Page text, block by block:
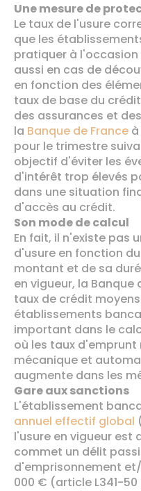
Une mesure de
Le taux de l'usure
que les
pratiquer à
aussi en cas de
en fonction des
taux de base du
des assurances et
la Banque de France
pour le trimestre
objectif d'éviter les
d'intérêt trop élevés
dans une situation
d'accès au crédit.
Son mode de calcul
En fait, il n'existe pas
d'usure en fonction
montant et de sa
en vigueur, la Banque
taux de crédit
établissements
important dans le
où les taux
mécanique et
augmente dans les
Gare aux sanctions
L'établissement
annuel effectif global
l'usure en vigueur est
commet un délit
d'emprisonnement
000 € (article L341-